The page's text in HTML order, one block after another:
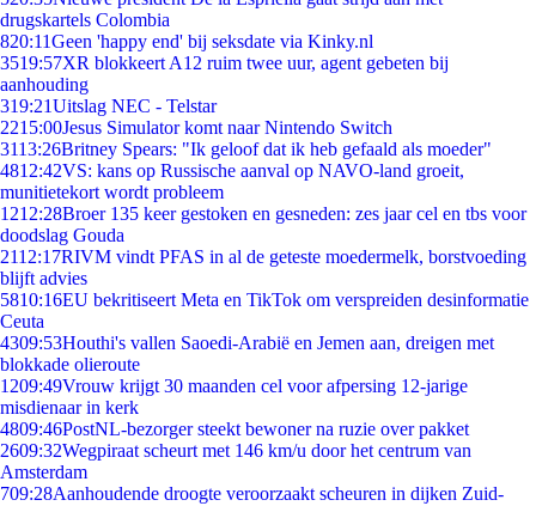
drugskartels Colombia
820:11Geen 'happy end' bij seksdate via Kinky.nl
3519:57XR blokkeert A12 ruim twee uur, agent gebeten bij
aanhouding
319:21Uitslag NEC - Telstar
2215:00Jesus Simulator komt naar Nintendo Switch
3113:26Britney Spears: "Ik geloof dat ik heb gefaald als moeder"
4812:42VS: kans op Russische aanval op NAVO-land groeit,
munitietekort wordt probleem
1212:28Broer 135 keer gestoken en gesneden: zes jaar cel en tbs voor
doodslag Gouda
2112:17RIVM vindt PFAS in al de geteste moedermelk, borstvoeding
blijft advies
5810:16EU bekritiseert Meta en TikTok om verspreiden desinformatie
Ceuta
4309:53Houthi's vallen Saoedi-Arabië en Jemen aan, dreigen met
blokkade olieroute
1209:49Vrouw krijgt 30 maanden cel voor afpersing 12-jarige
misdienaar in kerk
4809:46PostNL-bezorger steekt bewoner na ruzie over pakket
2609:32Wegpiraat scheurt met 146 km/u door het centrum van
Amsterdam
709:28Aanhoudende droogte veroorzaakt scheuren in dijken Zuid-